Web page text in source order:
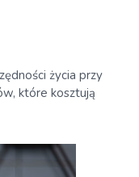
życia przy
które kosztują